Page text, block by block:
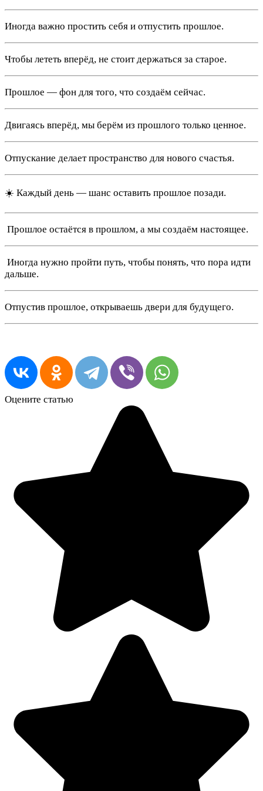
Иногда важно простить себя и отпустить прошлое.
Чтобы лететь вперёд, не стоит держаться за старое.
Прошлое — фон для того, что создаём сейчас.
Двигаясь вперёд, мы берём из прошлого только ценное.
Отпускание делает пространство для нового счастья.
☀️ Каждый день — шанс оставить прошлое позади.
️ Прошлое остаётся в прошлом, а мы создаём настоящее.
️ Иногда нужно пройти путь, чтобы понять, что пора идти
дальше.
Отпустив прошлое, открываешь двери для будущего.
Оцените статью